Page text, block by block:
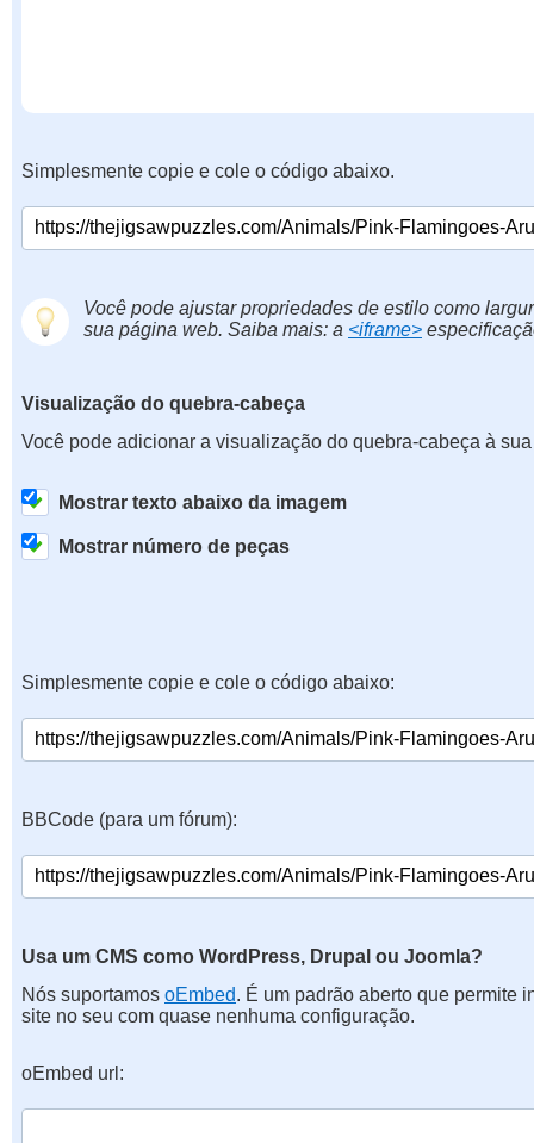
Simplesmente copie e cole o código abaixo.
Você pode ajustar propriedades de estilo como
sua página web. Saiba mais: a <iframe>
Visualização do quebra-cabeça
Você pode adicionar a visualização do quebra-cabeça à
Mostrar texto abaixo da imagem
Mostrar número de peças
Simplesmente copie e cole o código abaixo:
BBCode (para um fórum):
Usa um CMS como WordPress, Drupal ou Joomla?
Nós suportamos oEmbed. É um padrão aberto que permite
site no seu com quase nenhuma configuração.
oEmbed url: